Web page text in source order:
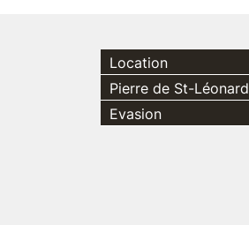
Location
Pierre de St-Léonard
Evasion